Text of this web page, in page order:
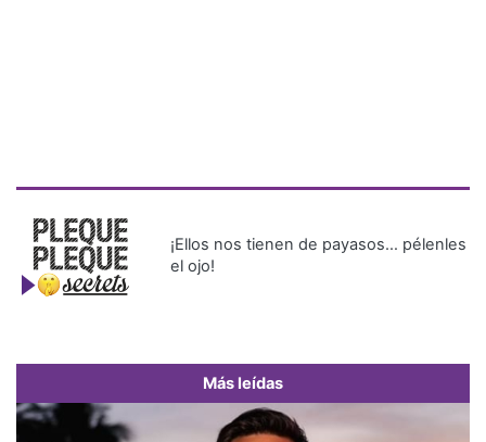
¡Ellos nos tienen de payasos… pélenles
el ojo!
Más leídas